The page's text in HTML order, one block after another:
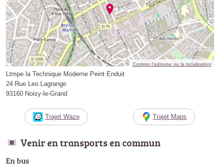
Corriger l’adresse ou la localisation
Ltmpe la Technique Moderne Peint Enduit
24 Rue Leo Lagrange
93160 Noisy-le-Grand
Trajet Waze Trajet Maps
Venir en transports en commun
En bus